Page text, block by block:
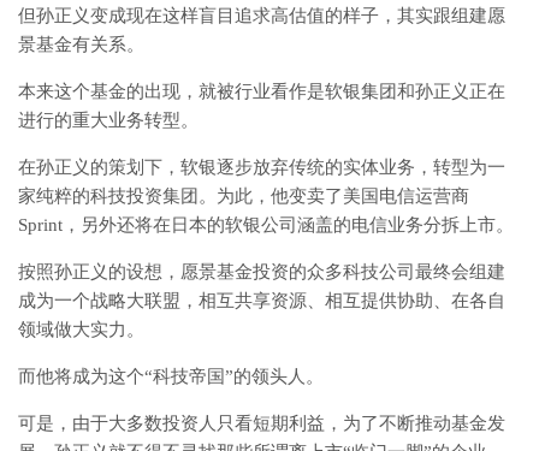
但孙正义变成现在这样盲目追求高估值的样子，其实跟组建愿
景基金有关系。
本来这个基金的出现，就被行业看作是软银集团和孙正义正在
进行的重大业务转型。
在孙正义的策划下，软银逐步放弃传统的实体业务，转型为一
家纯粹的科技投资集团。为此，他变卖了美国电信运营商
Sprint，另外还将在日本的软银公司涵盖的电信业务分拆上市。
按照孙正义的设想，愿景基金投资的众多科技公司最终会组建
成为一个战略大联盟，相互共享资源、相互提供协助、在各自
领域做大实力。
而他将成为这个“科技帝国”的领头人。
可是，由于大多数投资人只看短期利益，为了不断推动基金发